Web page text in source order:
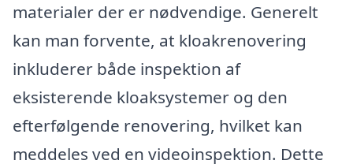
materialer der er nødvendige. Generelt
kan man forvente, at kloakrenovering
inkluderer både inspektion af
eksisterende kloaksystemer og den
efterfølgende renovering, hvilket kan
meddeles ved en videoinspektion. Dette